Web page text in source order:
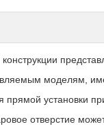
моделям,
установки
отверстие